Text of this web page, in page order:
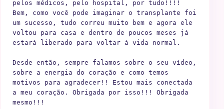
pelos médicos, pelo hospital, por tudo!!!!
Bem, como você pode imaginar o transplante foi
um sucesso, tudo correu muito bem e agora ele
voltou para casa e dentro de poucos meses já
estará liberado para voltar à vida normal.
Desde então, sempre falamos sobre o seu vídeo,
sobre a energia do coração e como temos
motivos para agradecer!! Estou mais conectada
a meu coração. Obrigada por isso!!! Obrigada
mesmo!!!